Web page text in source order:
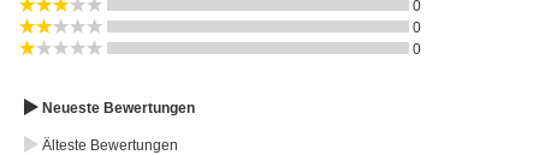
0
0
0
Neueste Bewertungen
Älteste Bewertungen